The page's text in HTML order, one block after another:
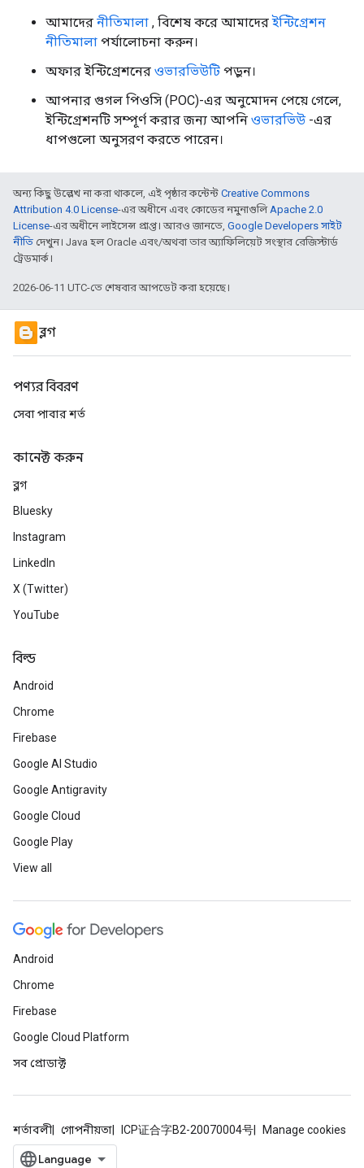
আমাদের নীতিমালা , বিশেষ করে আমাদেরইন্টিগ্রেশন
নীতিমালা পর্যালোচনা করুন।
অফার ইন্টিগ্রেশনের ওভারভিউটি পড়ুন।
আপনার গুগল পিওসি (POC)-এর অনুমোদন পেয়ে গেলে,
ইন্টিগ্রেশনটি সম্পূর্ণ করার জন্য আপনি ওভারভিউ -এর
ধাপগুলো অনুসরণ করতে পারেন।
অন্য কিছু উল্লেখ না করা থাকলে, এই পৃষ্ঠার কন্টেন্ট Creative Commons
Attribution 4.0 License-এর অধীনে এবং কোডের নমুনাগুলিApache 2.0
License-এর অধীনে লাইসেন্স প্রাপ্ত। আরও জানতে, Google Developers সাইট
নীতি দেখুন। Java হল Oracle এবং/অথবা তার অ্যাফিলিয়েট সংস্থার রেজিস্টার্ড
ট্রেডমার্ক।
2026-06-11 UTC-তে শেষবার আপডেট করা হয়েছে।
ব্লগ
পণ্যর বিবরণ
সেবা পাবার শর্ত
কানেক্ট করুন
ব্লগ
Bluesky
Instagram
LinkedIn
X (Twitter)
YouTube
বিল্ড
Android
Chrome
Firebase
Google AI Studio
Google Antigravity
Google Cloud
Google Play
View all
Android
Chrome
Firebase
Google Cloud Platform
সব প্রোডাক্ট
শর্তাবলী গোপনীয়তা ICP证合字B2-20070004号 Manage cookies